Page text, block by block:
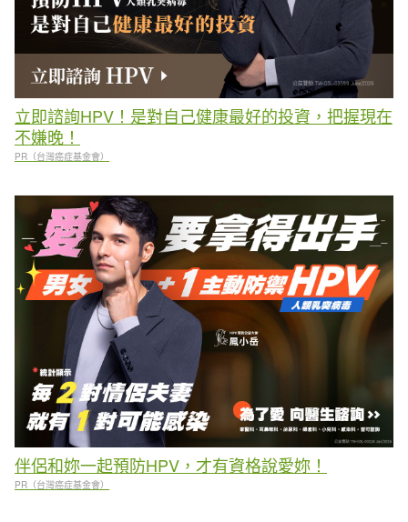
立即諮詢HPV！是對自己健康最好的投資，把握現在
不嫌晚！
PR（台灣癌症基金會）
伴侶和妳一起預防HPV，才有資格說愛妳！
PR（台灣癌症基金會）